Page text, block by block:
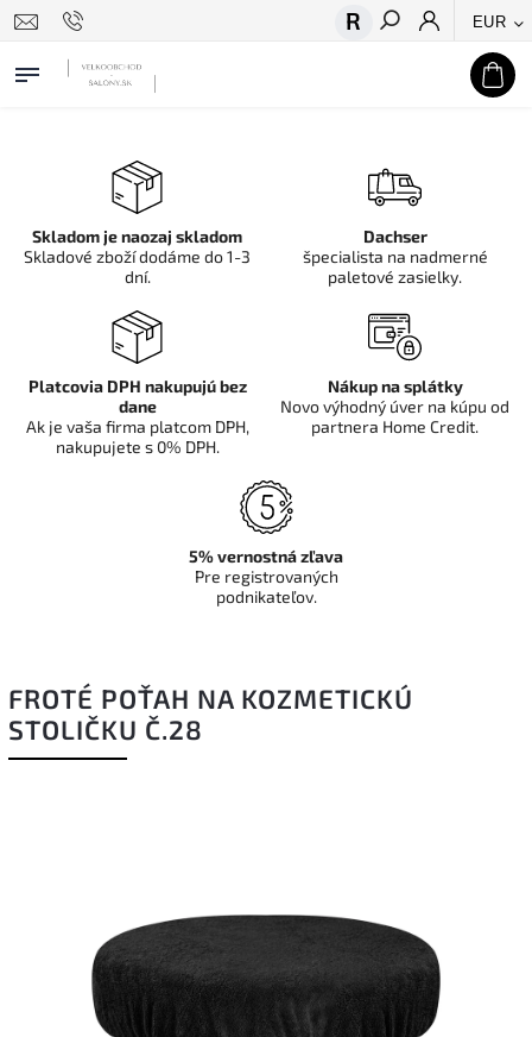
EUR
Hľadať
FROTÉ POŤAH NA KOZMETICKÚ
STOLIČKU Č.28
Skladom je naozaj skladom
Skladové zboží dodáme do 1-3
dní.
Dachser
špecialista na nadmerné
paletové zasielky.
Platcovia DPH nakupujú bez
dane
Ak je vaša firma platcom DPH,
nakupujete s 0% DPH.
Nákup na splátky
Novo výhodný úver na kúpu od
partnera Home Credit.
5% vernostná zľava
Pre registrovaných
podnikateľov.